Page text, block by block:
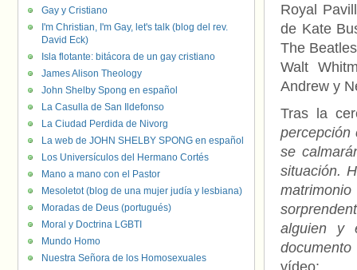
Royal
de Kate
The
Walt
Andrew y
Tras la
percepción
se
situación.
alguien y
documento
vídeo:
Gay y Cristiano
I'm Christian, I'm Gay, let's talk (blog del rev.
David Eck)
Isla flotante: bitácora de un gay cristiano
James Alison Theology
John Shelby Spong en español
La Casulla de San Ildefonso
La Ciudad Perdida de Nivorg
La web de JOHN SHELBY SPONG en español
Los Universículos del Hermano Cortés
Mano a mano con el Pastor
Mesoletot (blog de una mujer judía y lesbiana)
Moradas de Deus (portugués)
Moral y Doctrina LGBTI
Mundo Homo
Nuestra Señora de los Homosexuales